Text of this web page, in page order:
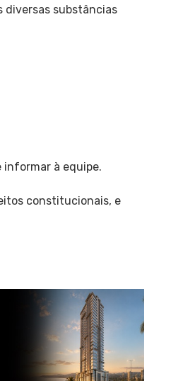
diversas substâncias
informar à equipe.
constitucionais, e